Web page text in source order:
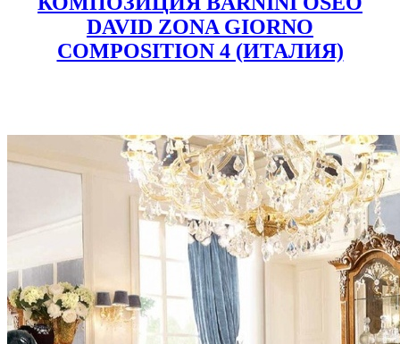
DAVID ZONA GIORNO
COMPOSITION 4 (ИТАЛИЯ)